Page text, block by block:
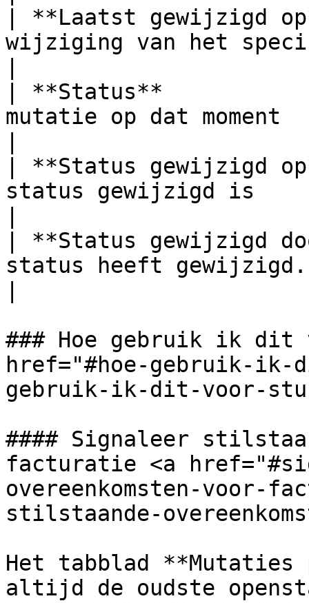
| **Laatst gewijzigd
wijziging van het
| **Status**
mutatie op dat moment
| **Status gewijzigd
status gewijzigd is
| **Status gewijzigd
status heeft gewijzigd.
### Hoe gebruik ik dit
href="#hoe-gebruik-
gebruik-ik-dit-voor-
#### Signaleer
facturatie <a
overeenkomsten-voor-
stilstaande-
Het tabblad **Mutaties
altijd de oudste